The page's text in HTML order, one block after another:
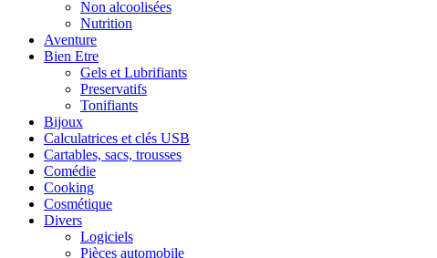
Non alcoolisées
Nutrition
Aventure
Bien Etre
Gels et Lubrifiants
Preservatifs
Tonifiants
Bijoux
Calculatrices et clés USB
Cartables, sacs, trousses
Comédie
Cooking
Cosmétique
Divers
Logiciels
Pièces automobile